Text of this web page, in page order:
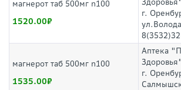
магнерот таб 500мг n100
1520.00
Здоровья"
г.
магнерот таб 500мг n100
1535.00
Аптека
Здоровья"
г.